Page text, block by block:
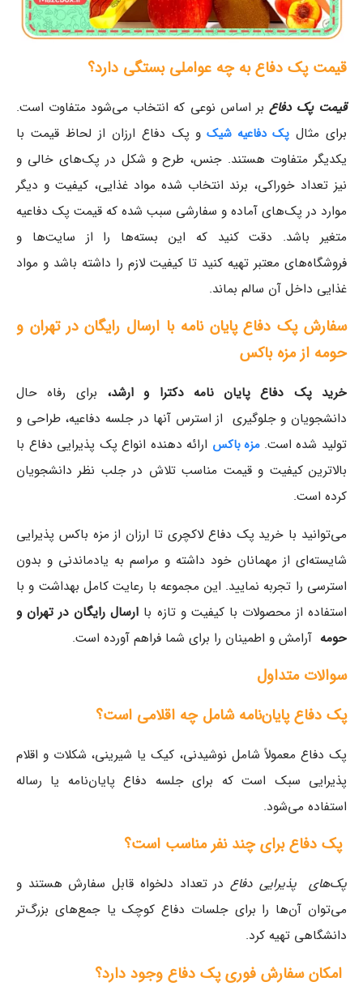
قیمت پک دفاع به چه عواملی بستگی دارد؟
قیمت پک دفاع بر اساس نوعی که انتخاب می‌شود متفاوت است.
برای مثال پک دفاعیه شیک و پک دفاع ارزان از لحاظ قیمت با
یکدیگر متفاوت هستند. جنس، طرح و شکل در پک‌های خالی و
نیز تعداد خوراکی، برند انتخاب شده مواد غذایی، کیفیت و دیگر
موارد در پک‌های آماده و سفارشی سبب شده که قیمت پک دفاعیه
متغیر باشد. دقت کنید که این بسته‌ها را از سایت‌ها و
فروشگاه‌های معتبر تهیه کنید تا کیفیت لازم را داشته باشد و مواد
غذایی داخل آن سالم بماند.
سفارش پک دفاع پایان نامه با ارسال رایگان در تهران و
حومه از مزه باکس
خرید پک دفاع پایان نامه دکترا و ارشد، برای رفاه حال
دانشجویان و جلوگیری از استرس آنها در جلسه دفاعیه، طراحی و
تولید شده است.مزه باکس ارائه دهنده انواع پک‌ پذیرایی دفاع با
بالاترین کیفیت و قیمت مناسب تلاش در جلب نظر دانشجویان
کرده است.
می‌توانید با خرید پک دفاع لاکچری تا ارزان از مزه باکس پذیرایی
شایسته‌ای از مهمانان خود داشته و مراسم به یادماندنی و بدون
استرسی را تجربه نمایید. این مجموعه با رعایت کامل بهداشت و با
استفاده از محصولات با کیفیت و تازه با ارسال رایگان در تهران و
حومه آرامش و اطمینان را برای شما فراهم آورده است.
سوالات متداول
پک دفاع پایان‌نامه شامل چه اقلامی است؟
پک دفاع معمولاً شامل نوشیدنی، کیک یا شیرینی، شکلات و اقلام
پذیرایی سبک است که برای جلسه دفاع پایان‌نامه یا رساله
استفاده می‌شود.
پک دفاع برای چند نفر مناسب است؟
پک‌های پذیرایی دفاع در تعداد دلخواه قابل سفارش هستند و
می‌توان آن‌ها را برای جلسات دفاع کوچک یا جمع‌های بزرگ‌تر
دانشگاهی تهیه کرد.
امکان سفارش فوری پک دفاع وجود دارد؟